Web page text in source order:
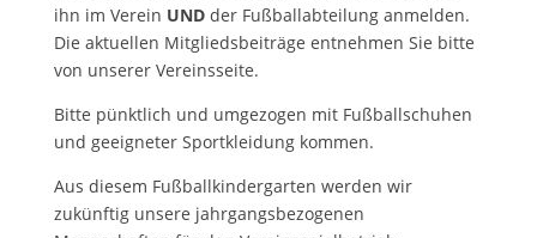
ihn im Verein UNDder Fußballabteilung anmelden.
Die aktuellen Mitgliedsbeiträge entnehmen Sie bitte
von unserer Vereinsseite.
Bitte pünktlich und umgezogen mit Fußballschuhen
und geeigneter Sportkleidung kommen.
Aus diesem Fußballkindergarten werden wir
zukünftig unsere jahrgangsbezogenen